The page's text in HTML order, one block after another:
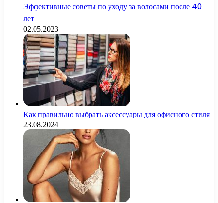
Эффективные советы по уходу за волосами после 40
лет
02.05.2023
Как правильно выбрать аксессуары для офисного стиля
23.08.2024